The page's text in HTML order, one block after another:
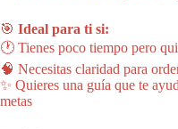
🎯 Ideal para ti si:
🕐 Tienes poco tiempo pero
🧠 Necesitas claridad para
✨ Quieres una guía que te
metas